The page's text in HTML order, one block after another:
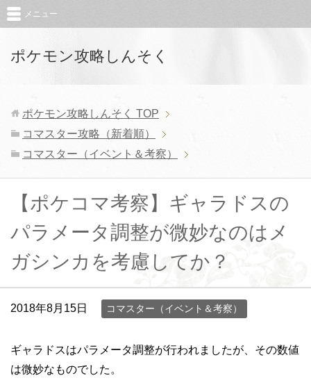
ポケモン攻略しんそく
メニュー
ポケモン攻略しんそく TOP
コマスター攻略（新着順）
コマスター（イベント＆考察）
【ポケコマ考察】ギャラドスの
パラメータ調整が微妙なのはメ
ガシンカを考慮してか？
2018年8月15日 コマスター（イベント＆考察）
ギャラドスはパラメータ調整が行われましたが、その数値
は微妙なものでした。